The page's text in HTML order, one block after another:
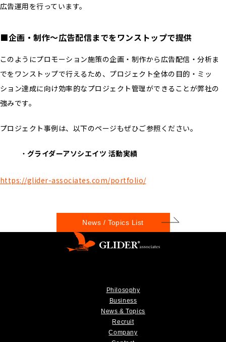
広告運用を行っています。
■企画・制作～広告配信までをワンストップで提供
このようにプロモーション施策の企画・制作から広告配信・分析ま
でをワンストップで行えるため、プロジェクト全体の目的・ミッ
ション達成に向け効率的なプロジェクト管理ができることが弊社の
強みです。
プロジェクト事例は、以下のページもぜひご参照ください。
グライダーアソシエイツ 活動実績
https://glider-associates.com/portfolio/
News / Topics List
Philosophy
Business
News & Topics
Recruit
Company